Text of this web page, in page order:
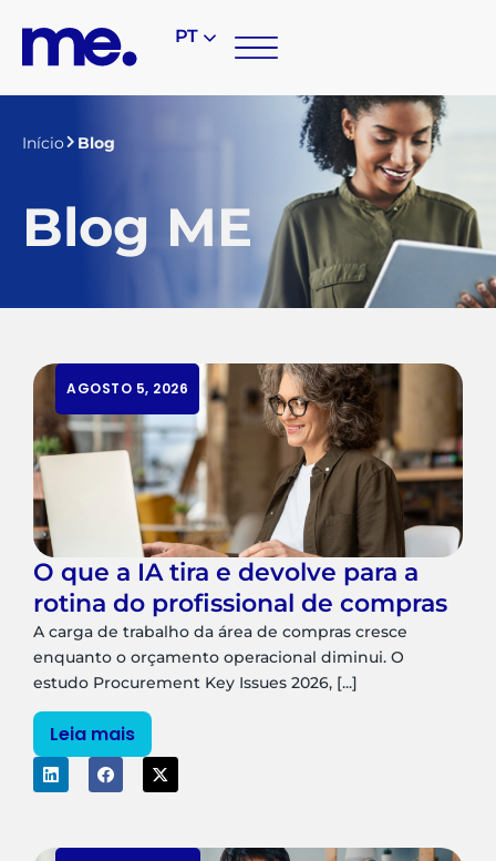
PT
Início Blog
Blog ME
AGOSTO 5, 2026
O que a IA tira e devolve para a
rotina do profissional de compras
A carga de trabalho da área de compras cresce
enquanto o orçamento operacional diminui. O
estudo Procurement Key Issues 2026, [...]
Leia mais